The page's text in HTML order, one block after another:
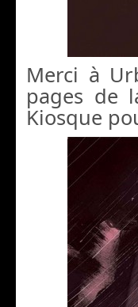
Merci à
pages de
Kiosque